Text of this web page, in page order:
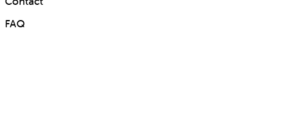
FAQ